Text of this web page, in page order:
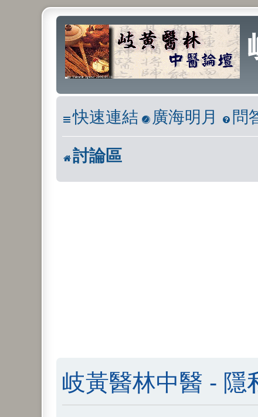
快速連結 廣海明月 問
討論區
岐黃醫林中醫 - 隱